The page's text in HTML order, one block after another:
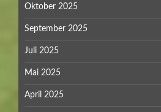
Oktober 2025
September 2025
Juli 2025
Mai 2025
April 2025